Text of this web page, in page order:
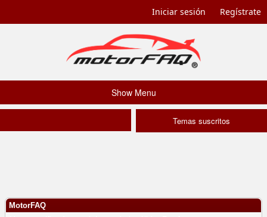
Iniciar sesión Regístrate
Show Menu
Temas suscritos
MotorFAQ